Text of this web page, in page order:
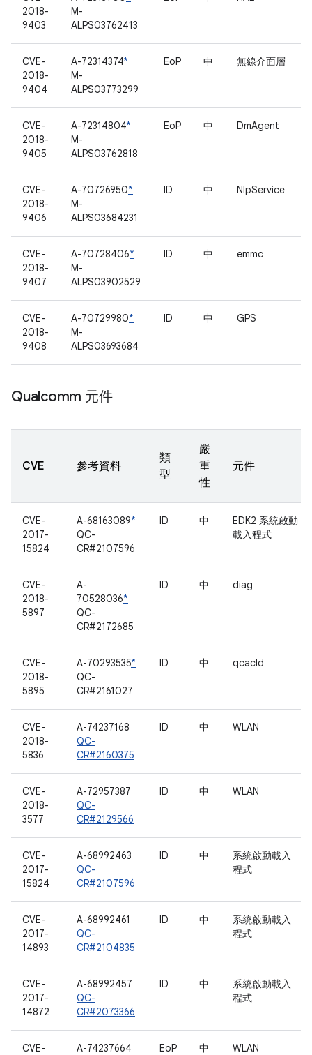
2018-
9403
M-
ALPS03762413
CVE-
2018-
9404
A-72314374*
M-
ALPS03773299
EoP 中 無線介面層
CVE-
2018-
9405
A-72314804*
M-
ALPS03762818
EoP 中 DmAgent
CVE-
2018-
9406
A-70726950*
M-
ALPS03684231
ID 中 NlpService
CVE-
2018-
9407
A-70728406*
M-
ALPS03902529
ID 中 emmc
CVE-
2018-
9408
A-70729980*
M-
ALPS03693684
ID 中 GPS
Qualcomm 元件
CVE 參考資料
類
型
嚴
重
性
元件
CVE-
2017-
15824
A-68163089*
QC-
CR#2107596
ID 中
EDK2 系統啟動
載入程式
CVE-
2018-
5897
A-
70528036*
QC-
CR#2172685
ID 中 diag
CVE-
2018-
5895
A-70293535*
QC-
CR#2161027
ID 中 qcacld
CVE-
2018-
5836
A-74237168
QC-
CR#2160375
ID 中 WLAN
CVE-
2018-
3577
A-72957387
QC-
CR#2129566
ID 中 WLAN
CVE-
2017-
15824
A-68992463
QC-
CR#2107596
ID 中
系統啟動載入
程式
CVE-
2017-
14893
A-68992461
QC-
CR#2104835
ID 中
系統啟動載入
程式
CVE-
2017-
14872
A-68992457
QC-
CR#2073366
ID 中
系統啟動載入
程式
CVE-
A-74237664
EoP 中 WLAN